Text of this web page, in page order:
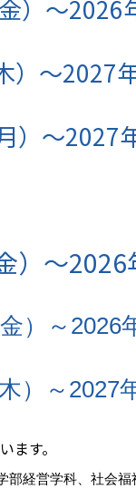
～2026年
2027年
2027年
）～
～2026年
2027年
ます。
部経営学科、社会